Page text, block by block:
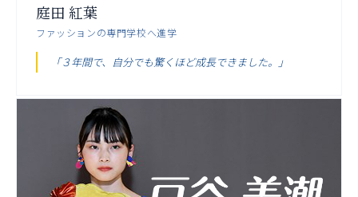
庭田 紅葉
ファッションの専門学校へ進学
「３年間で、自分でも驚くほど成長できました。」